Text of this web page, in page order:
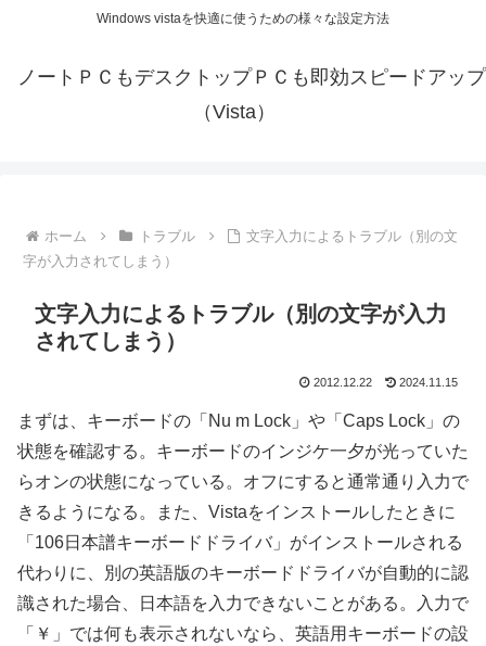
Windows vistaを快適に使うための様々な設定方法
ノートＰＣもデスクトップＰＣも即効スピードアップ
（Vista）
ホーム トラブル
文字入力によるトラブル（別の文
字が入力されてしまう）
文字入力によるトラブル（別の文字が入力
されてしまう）
2012.12.22 2024.11.15
まずは、キーボードの「Nu m Lock」や「Caps Lock」の
状態を確認する。キーボードのインジケ一夕が光っていた
らオンの状態になっている。オフにすると通常通り入力で
きるようになる。また、Vistaをインストールしたときに
「106日本譜キーボードドライバ」がインストールされる
代わりに、別の英語版のキーボードドライバが自動的に認
識された場合、日本語を入力できないことがある。入力で
「￥」では何も表示されないなら、英語用キーボードの設